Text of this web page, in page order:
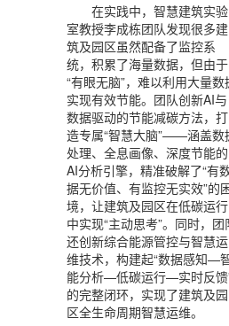
在实践中，智慧建筑实验
室教授李成栋团队发现很多建
筑及园区虽然配备了监控系
统，积累了海量数据，但由于
“有眼无脑”，难以利用大量数
实现有效节能。团队创新AI与
数据驱动的节能减碳方法，打
造专属“智慧大脑”——涵盖数
处理、全息画像、深度节能的
AI分析引擎，精准破解了“有
据无价值、有监控无实效”的
境，让建筑及园区在低碳运行
中实现“主动思考”。同时，团
还创新综合能源管控与智慧运
维技术，构建起“数据感知—
能分析—低碳运行—实时反馈
的完整闭环，实现了建筑及园
区全生命周期智慧运维。